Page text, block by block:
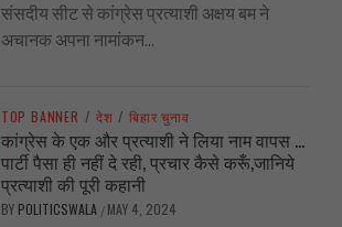
संसदीय सीट से कांग्रेस प्रत्याशी अक्षय बम ने
अचानक अपना नामांकन...
TOP BANNER / देश / बिहार चुनाव
कांग्रेस के एक और प्रत्याशी ने लिया नाम वापस …
पार्टी पैसा ही नहीं दे रही, प्रचार कैसे करूँ,जानिये
प्रत्याशी की पूरी कहानी
BY POLITICSWALA / MAY 4, 2024